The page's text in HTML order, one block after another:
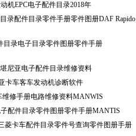
机EPC电子配件目录2018年
录配件目录零件手册零件图册DAF Rapido
目录电子目录零件图册零件手册
尼亚电子配件目录维修资料
卡车客车发动机诊断软件
维修手册电路维修资料MANWIS
配件目录零件图册零件手册MANTIS
菱卡车配件目录零件号查询零件图册手册